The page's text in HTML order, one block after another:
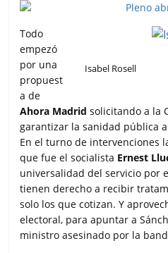
Isabel Rosell
Todo
empezó
por una
propuest
a de
Ahora Madrid solicitando a la
garantizar la sanidad pública
En el turno de intervenciones
que fue el socialista Ernest
universalidad del servicio por
tienen derecho a recibir
solo los que cotizan. Y
electoral, para apuntar a
ministro asesinado por la